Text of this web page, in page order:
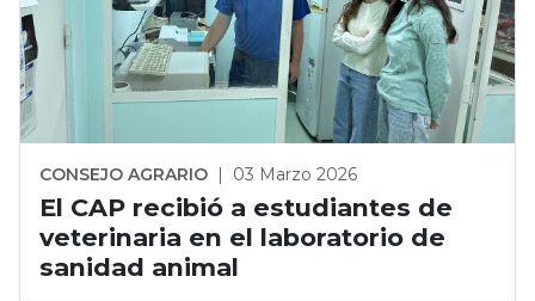
CONSEJO AGRARIO | 03 Marzo 2026
El CAP recibió a estudiantes de
veterinaria en el laboratorio de
sanidad animal